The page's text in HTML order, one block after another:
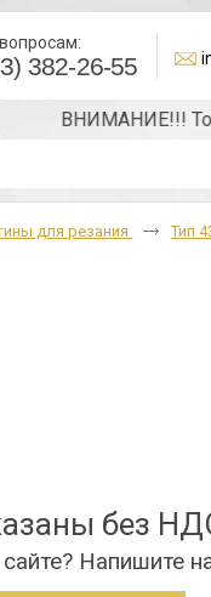
382-26-55
ВНИМАНИЕ!!!
для резания Тип
без
Напишите